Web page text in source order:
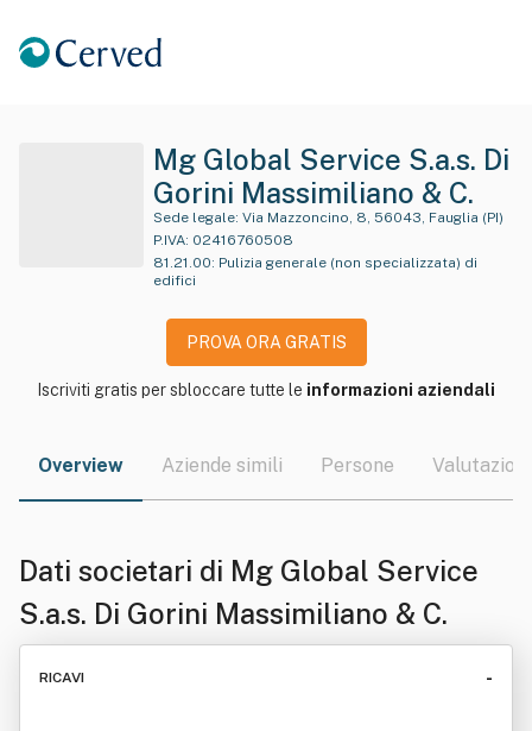
Mg Global Service S.a.s. Di
Gorini Massimiliano & C.
Sede legale: Via Mazzoncino, 8, 56043, Fauglia (PI)
P.IVA: 02416760508
81.21.00: Pulizia generale (non specializzata) di
edifici
PROVA ORA GRATIS
Iscriviti gratis per sbloccare tutte le informazioni aziendali
Overview Aziende simili Persone Valutazioni
Dati societari di Mg Global Service
S.a.s. Di Gorini Massimiliano & C.
RICAVI -